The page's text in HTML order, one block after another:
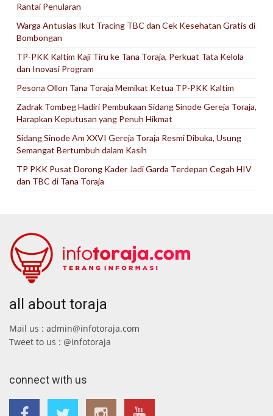
Rantai Penularan
Warga Antusias Ikut Tracing TBC dan Cek Kesehatan Gratis di
Bombongan
TP-PKK Kaltim Kaji Tiru ke Tana Toraja, Perkuat Tata Kelola
dan Inovasi Program
Pesona Ollon Tana Toraja Memikat Ketua TP-PKK Kaltim
Zadrak Tombeg Hadiri Pembukaan Sidang Sinode Gereja Toraja,
Harapkan Keputusan yang Penuh Hikmat
Sidang Sinode Am XXVI Gereja Toraja Resmi Dibuka, Usung
Semangat Bertumbuh dalam Kasih
TP PKK Pusat Dorong Kader Jadi Garda Terdepan Cegah HIV
dan TBC di Tana Toraja
all about toraja
Mail us : admin@infotoraja.com
Tweet to us : @infotoraja
connect with us